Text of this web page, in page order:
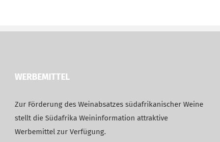
WERBEMITTEL
Zur Förderung des Weinabsatzes südafrikanischer Weine
stellt die Südafrika Weininformation attraktive
Werbemittel zur Verfügung.